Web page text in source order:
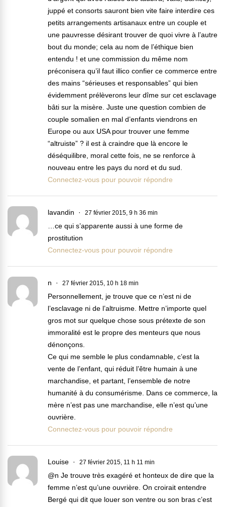
juppé et consorts sauront bien vite faire interdire ces
petits arrangements artisanaux entre un couple et
une pauvresse désirant trouver de quoi vivre à l’autre
bout du monde; cela au nom de l’éthique bien
entendu ! et une commission du même nom
préconisera qu’il faut illico confier ce commerce entre
des mains “sérieuses et responsables” qui bien
évidemment prélèverons leur dîme sur cet esclavage
bâti sur la misère. Juste une question combien de
couple somalien en mal d’enfants viendrons en
Europe ou aux USA pour trouver une femme
“altruiste” ? il est à craindre que là encore le
déséquilibre, moral cette fois, ne se renforce à
nouveau entre les pays du nord et du sud.
Connectez-vous pour pouvoir répondre
lavandin 27 février 2015, 9 h 36 min
…ce qui s’apparente aussi à une forme de
prostitution
Connectez-vous pour pouvoir répondre
n 27 février 2015, 10 h 18 min
Personnellement, je trouve que ce n’est ni de
l’esclavage ni de l’altruisme. Mettre n’importe quel
gros mot sur quelque chose sous prétexte de son
immoralité est le propre des menteurs que nous
dénonçons.
Ce qui me semble le plus condamnable, c’est la
vente de l’enfant, qui réduit l’être humain à une
marchandise, et partant, l’ensemble de notre
humanité à du consumérisme. Dans ce commerce, la
mère n’est pas une marchandise, elle n’est qu’une
ouvrière.
Connectez-vous pour pouvoir répondre
Louise 27 février 2015, 11 h 11 min
@n Je trouve très exagéré et honteux de dire que la
femme n’est qu’une ouvrière. On croirait entendre
Bergé qui dit que louer son ventre ou son bras c’est